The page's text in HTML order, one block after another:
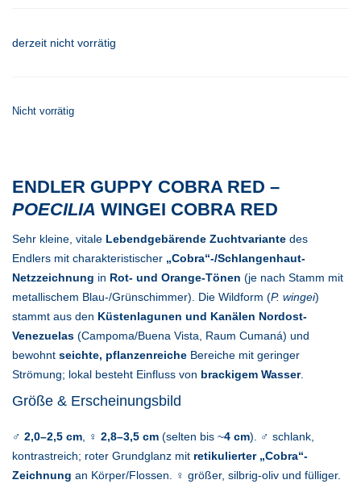
derzeit nicht vorrätig
Nicht vorrätig
ENDLER GUPPY COBRA RED –
POECILIA WINGEI COBRA RED
Sehr kleine, vitale Lebendgebärende Zuchtvariante des
Endlers mit charakteristischer „Cobra“-/Schlangenhaut-
Netzzeichnung in Rot- und Orange-Tönen (je nach Stamm mit
metallischem Blau-/Grünschimmer). Die Wildform (P. wingei)
stammt aus den Küstenlagunen und Kanälen Nordost-
Venezuelas (Campoma/Buena Vista, Raum Cumaná) und
bewohnt seichte, pflanzenreiche Bereiche mit geringer
Strömung; lokal besteht Einfluss von brackigem Wasser.
Größe & Erscheinungsbild
♂ 2,0–2,5 cm , ♀ 2,8–3,5 cm (selten bis ~4 cm). ♂ schlank,
kontrastreich; roter Grundglanz mit retikulierter „Cobra“-
Zeichnung an Körper/Flossen. ♀ größer, silbrig-oliv und fülliger.